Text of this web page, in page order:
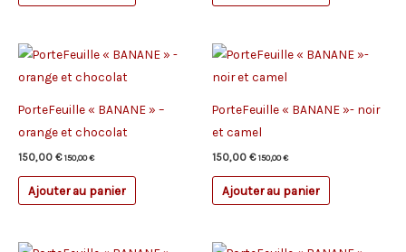
PorteFeuille « BANANE » –
orange et chocolat
150,00 € 150,00€
Ajouter au panier
PorteFeuille « BANANE »- noir
et camel
150,00 € 150,00€
Ajouter au panier